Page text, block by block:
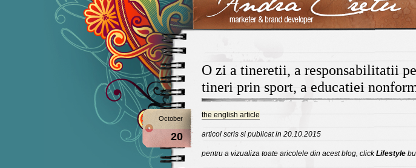
O zi a tineretii, a responsabilitatii
tineri prin sport, a educatiei
October
20
the english article
articol scris si publicat in 20.10.2015
pentru a vizualiza toate aricolele din acest blog, clickLifestyle